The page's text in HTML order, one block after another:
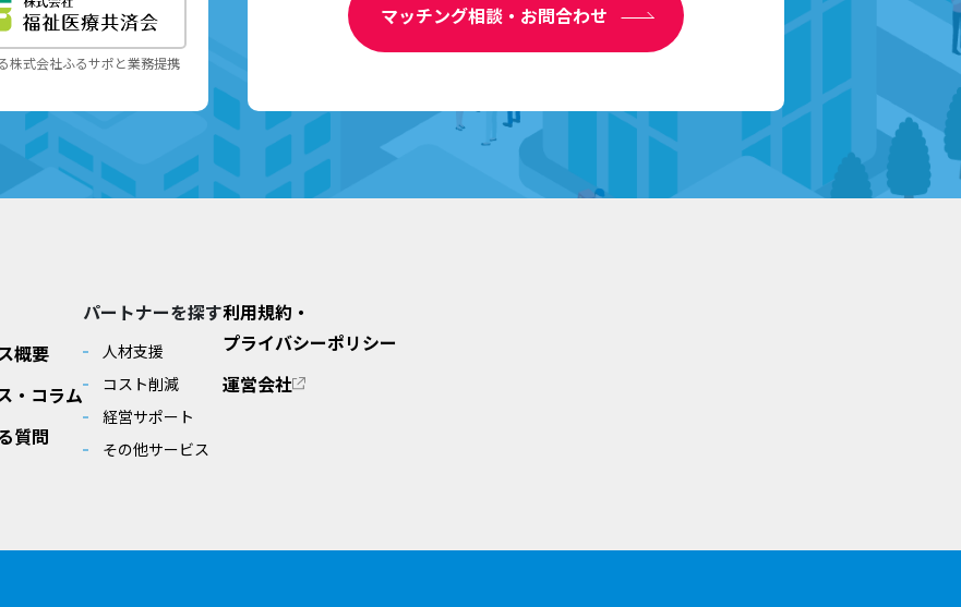
株式会社ふるサポと業務提携
マッチング相談・お問合わせ
概要
・コラム
質問
パートナーを探す
人材支援
コスト削減
経営サポート
その他サービス
利用規約・
プライバシーポリシー
運営会社